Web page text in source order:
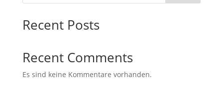
Recent Posts
Recent Comments
Es sind keine Kommentare vorhanden.